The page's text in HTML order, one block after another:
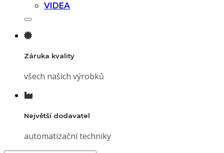
VIDEA
Záruka kvality
všech našich výrobků
Největší dodavatel
automatizační techniky